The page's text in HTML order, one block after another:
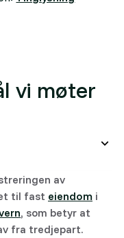
vi møter
av
til fast eiendom i
, som betyr at
fra tredjepart.